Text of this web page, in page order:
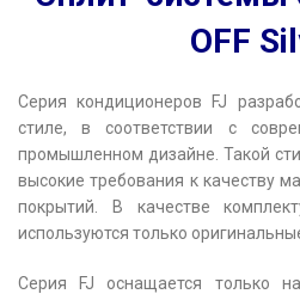
OFF
Серия кондиционеров FJ
стиле, в соответствии с
промышленном дизайне. Такой
высокие требования к качеству
покрытий. В качестве
используются только
Серия FJ оснащается только